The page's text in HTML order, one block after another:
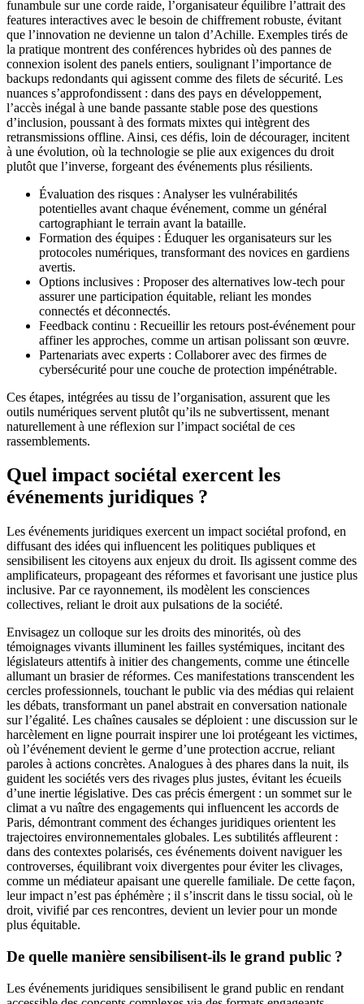
funambule sur une corde raide, l’organisateur équilibre l’attrait des
features interactives avec le besoin de chiffrement robuste, évitant
que l’innovation ne devienne un talon d’Achille. Exemples tirés de
la pratique montrent des conférences hybrides où des pannes de
connexion isolent des panels entiers, soulignant l’importance de
backups redondants qui agissent comme des filets de sécurité. Les
nuances s’approfondissent : dans des pays en développement,
l’accès inégal à une bande passante stable pose des questions
d’inclusion, poussant à des formats mixtes qui intègrent des
retransmissions offline. Ainsi, ces défis, loin de décourager, incitent
à une évolution, où la technologie se plie aux exigences du droit
plutôt que l’inverse, forgeant des événements plus résilients.
Évaluation des risques : Analyser les vulnérabilités
potentielles avant chaque événement, comme un général
cartographiant le terrain avant la bataille.
Formation des équipes : Éduquer les organisateurs sur les
protocoles numériques, transformant des novices en gardiens
avertis.
Options inclusives : Proposer des alternatives low-tech pour
assurer une participation équitable, reliant les mondes
connectés et déconnectés.
Feedback continu : Recueillir les retours post-événement pour
affiner les approches, comme un artisan polissant son œuvre.
Partenariats avec experts : Collaborer avec des firmes de
cybersécurité pour une couche de protection impénétrable.
Ces étapes, intégrées au tissu de l’organisation, assurent que les
outils numériques servent plutôt qu’ils ne subvertissent, menant
naturellement à une réflexion sur l’impact sociétal de ces
rassemblements.
Quel impact sociétal exercent les
événements juridiques ?
Les événements juridiques exercent un impact sociétal profond, en
diffusant des idées qui influencent les politiques publiques et
sensibilisent les citoyens aux enjeux du droit. Ils agissent comme des
amplificateurs, propageant des réformes et favorisant une justice plus
inclusive. Par ce rayonnement, ils modèlent les consciences
collectives, reliant le droit aux pulsations de la société.
Envisagez un colloque sur les droits des minorités, où des
témoignages vivants illuminent les failles systémiques, incitant des
législateurs attentifs à initier des changements, comme une étincelle
allumant un brasier de réformes. Ces manifestations transcendent les
cercles professionnels, touchant le public via des médias qui relaient
les débats, transformant un panel abstrait en conversation nationale
sur l’égalité. Les chaînes causales se déploient : une discussion sur le
harcèlement en ligne pourrait inspirer une loi protégeant les victimes,
où l’événement devient le germe d’une protection accrue, reliant
paroles à actions concrètes. Analogues à des phares dans la nuit, ils
guident les sociétés vers des rivages plus justes, évitant les écueils
d’une inertie législative. Des cas précis émergent : un sommet sur le
climat a vu naître des engagements qui influencent les accords de
Paris, démontrant comment des échanges juridiques orientent les
trajectoires environnementales globales. Les subtilités affleurent :
dans des contextes polarisés, ces événements doivent naviguer les
controverses, équilibrant voix divergentes pour éviter les clivages,
comme un médiateur apaisant une querelle familiale. De cette façon,
leur impact n’est pas éphémère ; il s’inscrit dans le tissu social, où le
droit, vivifié par ces rencontres, devient un levier pour un monde
plus équitable.
De quelle manière sensibilisent-ils le grand public ?
Les événements juridiques sensibilisent le grand public en rendant